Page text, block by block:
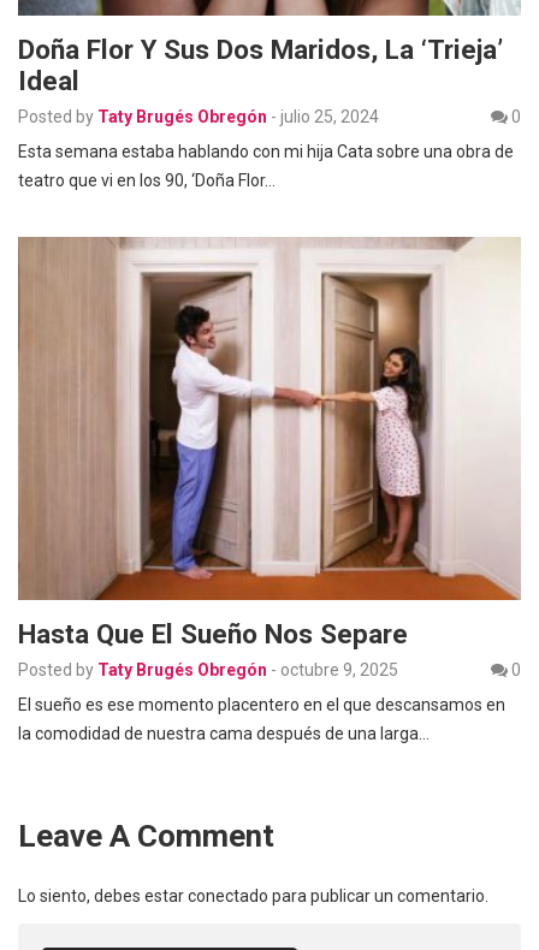
Doña Flor Y Sus Dos Maridos, La ‘trieja’
Ideal
Posted by Taty Brugés Obregón - julio 25, 2024
0
Esta semana estaba hablando con mi hija Cata sobre una obra de
teatro que vi en los 90, ‘Doña Flor…
Hasta Que El Sueño Nos Separe
Posted by Taty Brugés Obregón - octubre 9, 2025
0
El sueño es ese momento placentero en el que descansamos en
la comodidad de nuestra cama después de una larga…
Leave A Comment
Lo siento, debes estarconectado para publicar un comentario.